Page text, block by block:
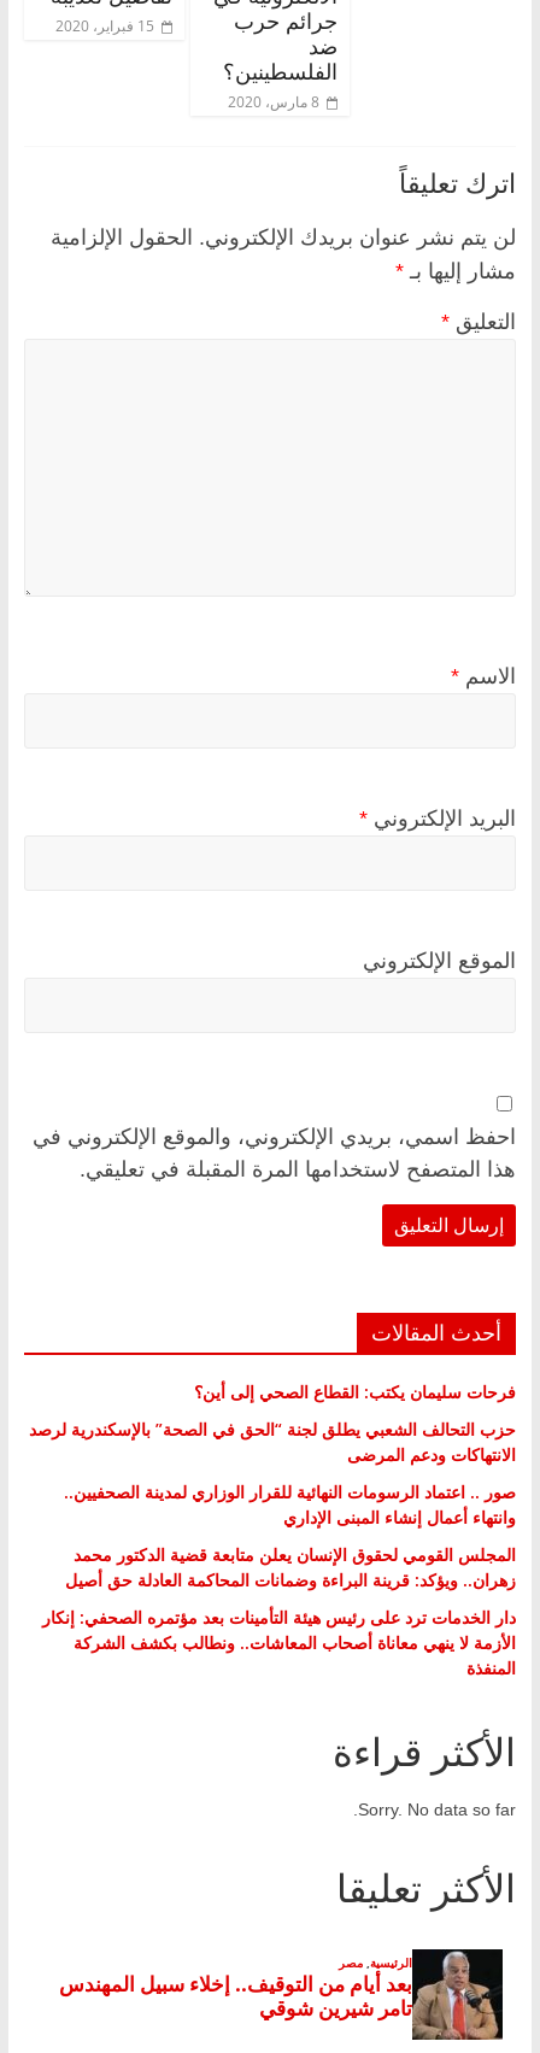
جرائم حرب
ضد
الفلسطينين؟
8 مارس، 2020
15 فبراير، 2020
اترك تعليقاً
لن يتم نشر عنوان بريدك الإلكتروني. الحقول الإلزامية
مشار إليها بـ *
التعليق *
الاسم *
البريد الإلكتروني *
الموقع الإلكتروني
احفظ اسمي، بريدي الإلكتروني، والموقع الإلكتروني في
هذا المتصفح لاستخدامها المرة المقبلة في تعليقي.
أحدث المقالات
فرحات سليمان يكتب: القطاع الصحي إلى أين؟
حزب التحالف الشعبي يطلق لجنة “الحق في الصحة” بالإسكندرية لرصد
الانتهاكات ودعم المرضى
صور .. اعتماد الرسومات النهائية للقرار الوزاري لمدينة الصحفيين..
وانتهاء أعمال إنشاء المبنى الإداري
المجلس القومي لحقوق الإنسان يعلن متابعة قضية الدكتور محمد
زهران.. ويؤكد: قرينة البراءة وضمانات المحاكمة العادلة حق أصيل
دار الخدمات ترد على رئيس هيئة التأمينات بعد مؤتمره الصحفي: إنكار
الأزمة لا ينهي معاناة أصحاب المعاشات.. ونطالب بكشف الشركة
المنفذة
الأكثر قراءة
Sorry. No data so far.
الأكثر تعليقا